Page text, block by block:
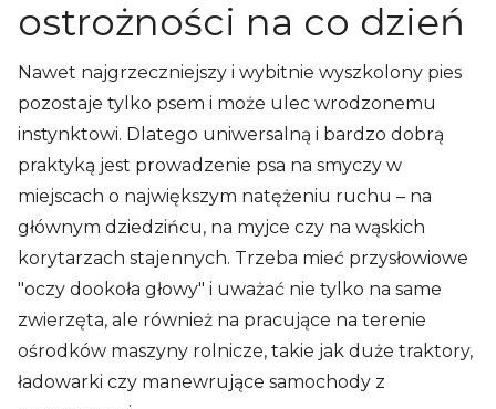
ostrożności na co dzień
Nawet najgrzeczniejszy i wybitnie wyszkolony pies
pozostaje tylko psem i może ulec wrodzonemu
instynktowi. Dlatego uniwersalną i bardzo dobrą
praktyką jest prowadzenie psa na smyczy w
miejscach o największym natężeniu ruchu – na
głównym dziedzińcu, na myjce czy na wąskich
korytarzach stajennych. Trzeba mieć przysłowiowe
"oczy dookoła głowy" i uważać nie tylko na same
zwierzęta, ale również na pracujące na terenie
ośrodków maszyny rolnicze, takie jak duże traktory,
ładowarki czy manewrujące samochody z